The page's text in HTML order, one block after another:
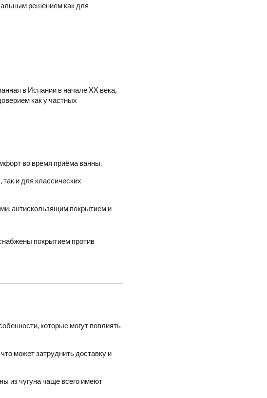
решением как для
в Испании в начале XX века,
как у частных
во время приёма ванны.
и для классических
антискользящим покрытием и
покрытием против
которые могут повлиять
может затруднить доставку и
из чугуна чаще всего имеют